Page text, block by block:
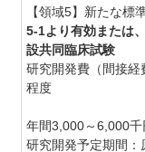
【領域5】新たな標
5-1より有効または
設共同臨床試験
研究開発費（間接
程度
（ﾌｫﾛｰｱｯ
年間3,000～6,000千
研究開発予定期間